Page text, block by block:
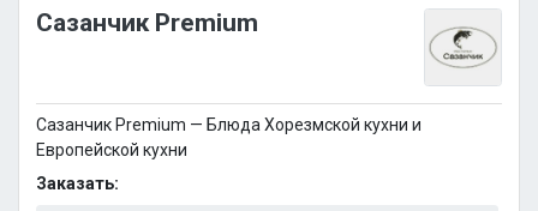
Сазанчик Premium
Сазанчик Premium — Блюда Хорезмской кухни и
Европейской кухни
Заказать: